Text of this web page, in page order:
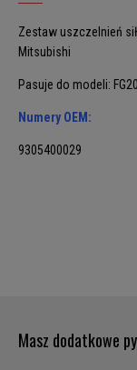
Zestaw uszczelnień
Mitsubishi
Pasuje do modeli:
Numery OEM:
9305400029
Masz dodatkowe